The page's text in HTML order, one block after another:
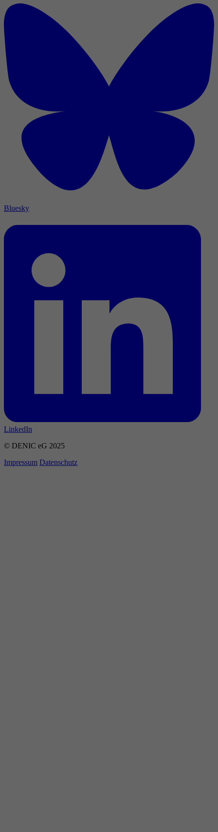
Bluesky
LinkedIn
© DENIC eG 2025
Impressum Datenschutz